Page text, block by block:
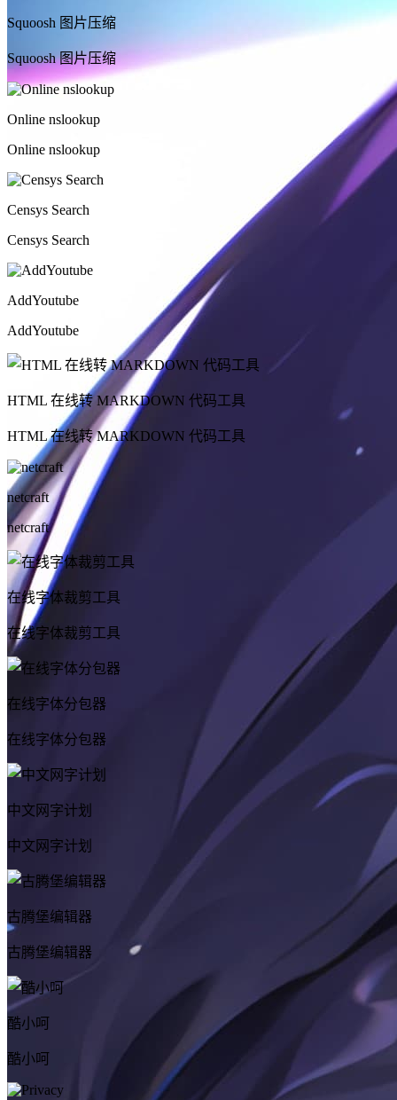
Squoosh 图片压缩
Squoosh 图片压缩
Online nslookup
Online nslookup
Censys Search
Censys Search
AddYoutube
AddYoutube
HTML 在线转 MARKDOWN 代码工具
HTML 在线转 MARKDOWN 代码工具
netcraft
netcraft
在线字体裁剪工具
在线字体裁剪工具
在线字体分包器
在线字体分包器
中文网字计划
中文网字计划
古腾堡编辑器
古腾堡编辑器
酷小呵
酷小呵